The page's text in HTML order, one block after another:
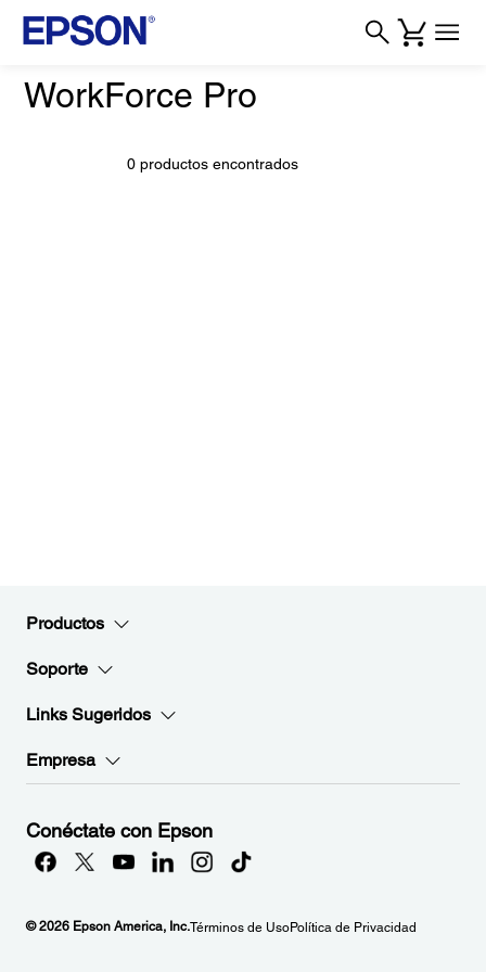
WorkForce Pro
0 productos encontrados
Productos
Soporte
Links Sugeridos
Empresa
Conéctate con Epson
© 2026 Epson America, Inc.Términos de UsoPolítica de Privacidad